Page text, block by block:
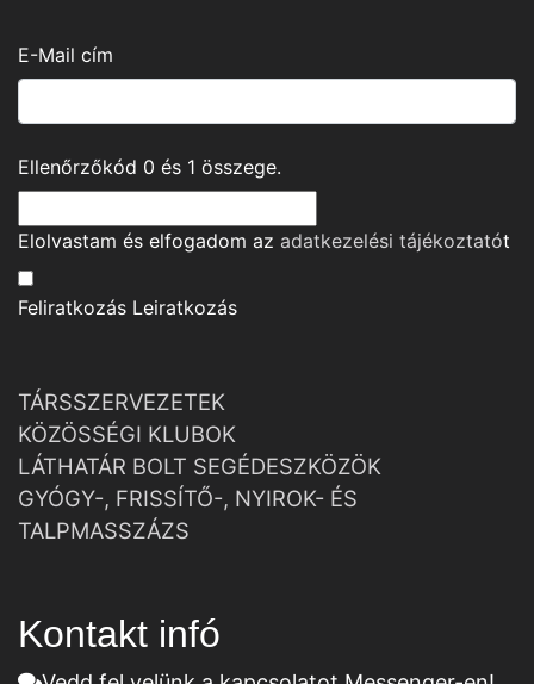
E-Mail cím
Ellenőrzőkód 0 és 1 összege.
Elolvastam és elfogadom az adatkezelési tájékoztatót
Feliratkozás Leiratkozás
TÁRSSZERVEZETEK
KÖZÖSSÉGI KLUBOK
LÁTHATÁR BOLT SEGÉDESZKÖZÖK
GYÓGY-, FRISSÍTŐ-, NYIROK- ÉS
TALPMASSZÁZS
Kontakt infó